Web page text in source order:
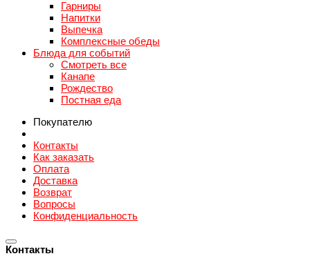
Гарниры
Напитки
Выпечка
Комплексные обеды
Блюда для событий
Смотреть все
Канапе
Рождество
Постная еда
Покупателю
Контакты
Как заказать
Оплата
Доставка
Возврат
Вопросы
Конфиденциальность
Контакты